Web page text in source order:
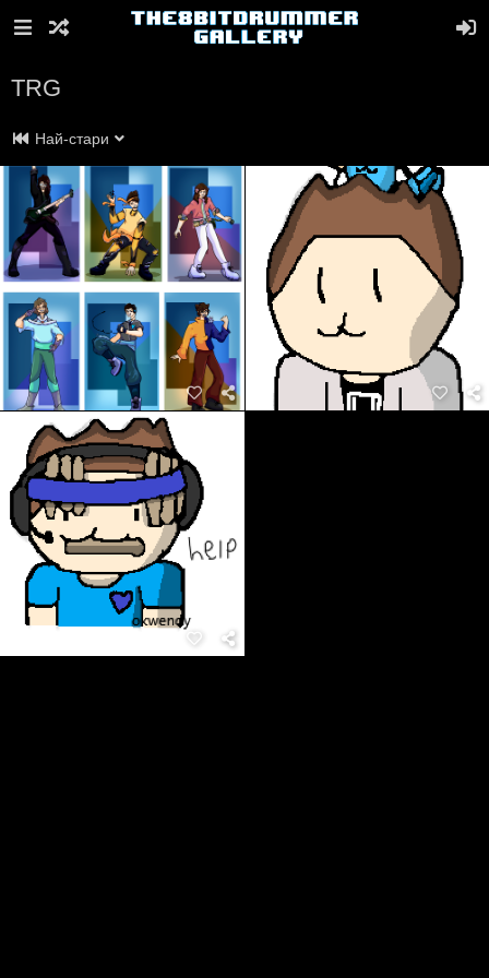
TRG
Най-стари